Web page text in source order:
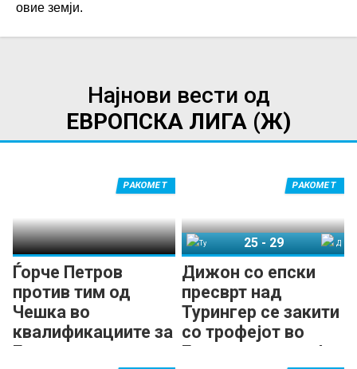
овие земји.
Најнови вести од
ЕВРОПСКА ЛИГА (Ж)
Ѓорче Петров
против тим од
Чешка во
квалификациите за
Европската лига
РАКОМЕТ
Дижон со епски
пресврт над
Турингер се закити
со трофејот во
Европската лига!
РАКОМЕТ
25 - 29